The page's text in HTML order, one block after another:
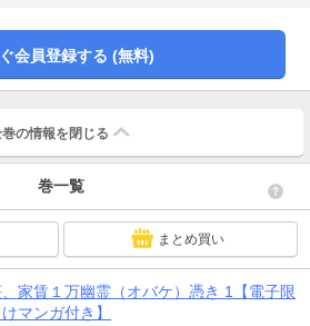
会員登録する (無料)
の情報を 閉じる
巻一覧
まとめ買い
、家賃１万幽霊（オバケ）憑き 1【電子限
マンガ付き】